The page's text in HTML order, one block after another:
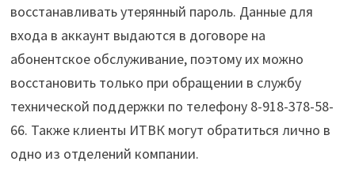
восстанавливать утерянный пароль. Данные для
входа в аккаунт выдаются в договоре на
абонентское обслуживание, поэтому их можно
восстановить только при обращении в службу
технической поддержки по телефону 8-918-378-58-
66. Также клиенты ИТВК могут обратиться лично в
одно из отделений компании.